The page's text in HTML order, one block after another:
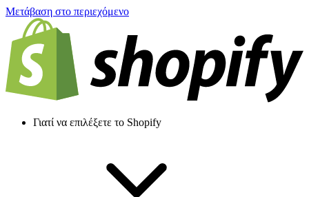
Μετάβαση στο περιεχόμενο
Γιατί να επιλέξετε το Shopify